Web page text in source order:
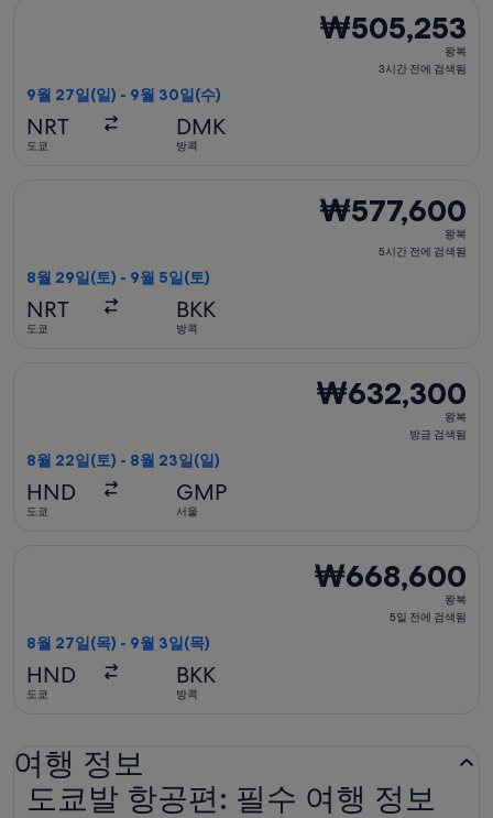
검
₩505,253
왕
검
₩505,253
왕복
3시간 전에 검색됨
9월 27일(일) - 9월 30일(수)
NRT
도쿄
DMK
방콕
₩577,600
왕
검
₩577,600
왕복
5시간 전에 검색됨
8월 29일(토) - 9월 5일(토)
NRT
도쿄
BKK
방콕
₩632,300
왕
₩632,300
왕복
방금 검색됨
8월 22일(토) - 8월 23일(일)
HND
도쿄
GMP
서울
₩668,600
왕
됨
₩668,600
왕복
5일 전에 검색됨
8월 27일(목) - 9월 3일(목)
HND
도쿄
BKK
방콕
여행 정보
도쿄발 항공편: 필수 여행 정보